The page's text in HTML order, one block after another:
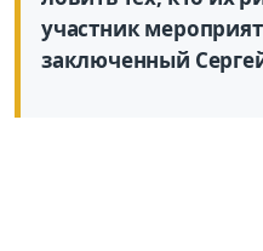
участник
заключенный